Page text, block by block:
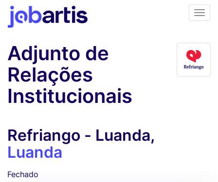
Adjunto de
Relações
Institucionais
Refriango - Luanda,
Luanda
Fechado